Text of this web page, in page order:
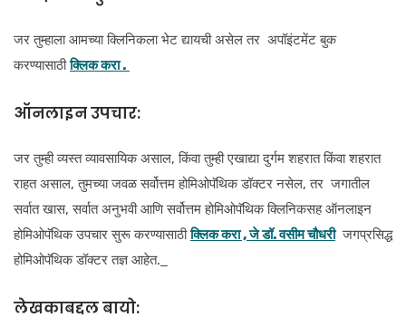
जर तुम्हाला आमच्या क्लिनिकला भेट द्यायची असेल तर अपॉइंटमेंट बुक
करण्यासाठीक्लिक करा .
ऑनलाइन उपचार:
जर तुम्ही व्यस्त व्यावसायिक असाल, किंवा तुम्ही एखाद्या दुर्गम शहरात किंवा शहरात
राहत असाल, तुमच्या जवळ सर्वोत्तम होमिओपॅथिक डॉक्टर नसेल, तर जगातील
सर्वात खास, सर्वात अनुभवी आणि सर्वोत्तम होमिओपॅथिक क्लिनिकसह ऑनलाइन
होमिओपॅथिक उपचार सुरू करण्यासाठीक्लिक करा , जेडॉ. वसीम चौधरीजगप्रसिद्ध
होमिओपॅथिक डॉक्टर तज्ञ आहेत.
लेखकाबद्दलबायो: